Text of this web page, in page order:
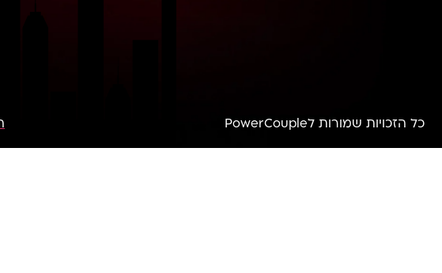
כל הזכויות שמורות לPowerCouple